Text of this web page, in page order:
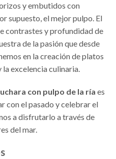
y embutidos con
supuesto, el mejor pulpo. El
contrastes y profundidad de
de la pasión que desde
en la creación de platos
excelencia culinaria.
con pulpo de la ría es
con el pasado y celebrar el
a disfrutarlo a través de
del mar.